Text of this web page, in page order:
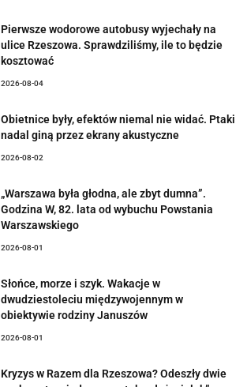
Pierwsze wodorowe autobusy wyjechały na
ulice Rzeszowa. Sprawdziliśmy, ile to będzie
kosztować
2026-08-04
Obietnice były, efektów niemal nie widać. Ptaki
nadal giną przez ekrany akustyczne
2026-08-02
„Warszawa była głodna, ale zbyt dumna”.
Godzina W, 82. lata od wybuchu Powstania
Warszawskiego
2026-08-01
Słońce, morze i szyk. Wakacje w
dwudziestoleciu międzywojennym w
obiektywie rodziny Januszów
2026-08-01
Kryzys w Razem dla Rzeszowa? Odeszły dwie